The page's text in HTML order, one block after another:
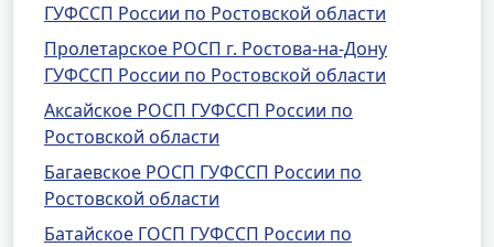
ГУФССП России по Ростовской области
Пролетарское РОСП г. Ростова-на-Дону
ГУФССП России по Ростовской области
Аксайское РОСП ГУФССП России по
Ростовской области
Багаевское РОСП ГУФССП России по
Ростовской области
Батайское ГОСП ГУФССП России по